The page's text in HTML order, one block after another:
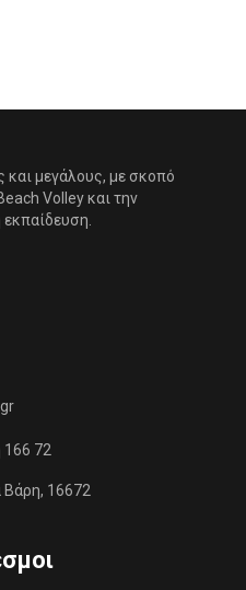
και μεγάλους, με σκοπό
Volley και την
166 72
16672